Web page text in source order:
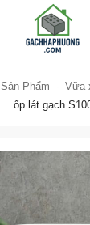
Sản Phẩm - Vữa
ốp lát gạch